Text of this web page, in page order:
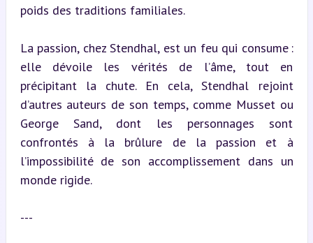
poids des traditions familiales.
La passion, chez Stendhal, est un feu qui consume :
elle dévoile les vérités de l’âme, tout en
précipitant la chute. En cela, Stendhal rejoint
d’autres auteurs de son temps, comme Musset ou
George Sand, dont les personnages sont
confrontés à la brûlure de la passion et à
l’impossibilité de son accomplissement dans un
monde rigide.
---